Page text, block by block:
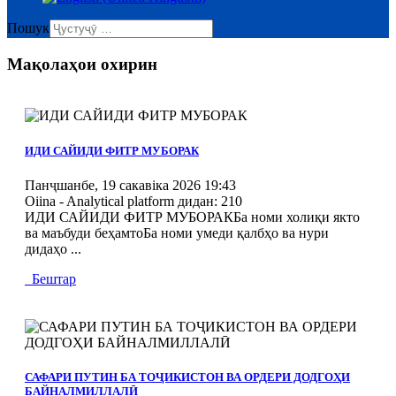
Пошук
Мақолаҳои охирин
ИДИ САЙИДИ ФИТР МУБОРАК
Панҷшанбе, 19 сакавіка 2026 19:43
Oiina - Analytical platform дидан: 210
ИДИ САЙИДИ ФИТР МУБОРАКБа номи холиқи якто
ва маъбуди беҳамтоБа номи умеди қалбҳо ва нури
дидаҳо ...
Бештар
САФАРИ ПУТИН БА ТОҶИКИСТОН ВА ОРДЕРИ ДОДГОҲИ
БАЙНАЛМИЛЛАЛӢ